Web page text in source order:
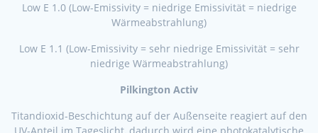
Low E 1.0 (Low-Emissivity = niedrige Emissivität = niedrige
Wärmeabstrahlung)
Low E 1.1 (Low-Emissivity = sehr niedrige Emissivität = sehr
niedrige Wärmeabstrahlung)
Pilkington Activ
Titandioxid-Beschichtung auf der Außenseite reagiert auf den